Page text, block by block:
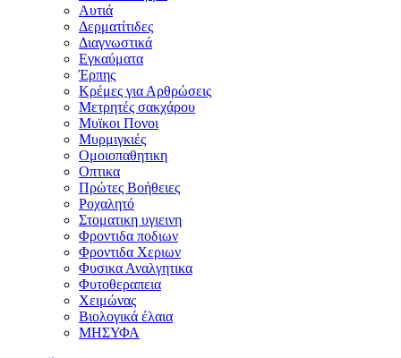
Αυτιά
Δερματίτιδες
Διαγνωστικά
Εγκαύματα
Έρπης
Κρέμες για Αρθρώσεις
Μετρητές σακχάρου
Μυϊκοι Πονοι
Μυρμιγκιές
Ομοιοπαθητικη
Οπτικα
Πρώτες Βοήθειες
Ροχαλητό
Στοματικη υγιεινη
Φροντιδα ποδιων
Φροντιδα Χεριων
Φυσικα Αναλγητικα
Φυτοθεραπεια
Χειμώνας
Βιολογικά έλαια
ΜΗΣΥΦΑ